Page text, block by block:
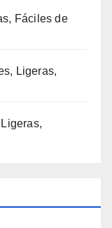
Fáciles de
Ligeras,